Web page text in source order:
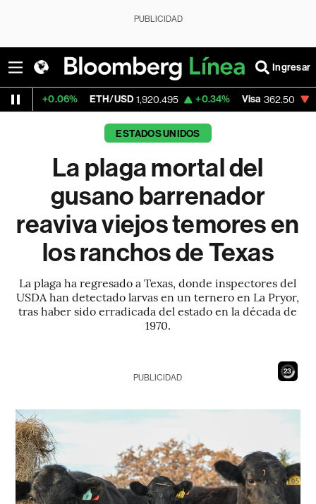
PUBLICIDAD
Ingresar
ETH/USD 1,920.495 +0.34% Visa 362.50 -2.15%
ESTADOS UNIDOS
La plaga mortal del
gusano barrenador
reaviva viejos temores en
los ranchos de Texas
La plaga ha regresado a Texas, donde inspectores del
USDA han detectado larvas en un ternero en La Pryor,
tras haber sido erradicada del estado en la década de
1970.
22
PUBLICIDAD